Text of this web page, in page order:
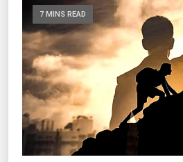
7 MINS READ